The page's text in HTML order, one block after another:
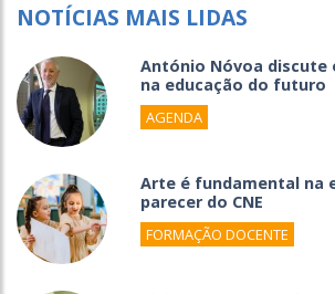
NOTÍCIAS MAIS LIDAS
António Nóvoa discute
na educação do futuro
AGENDA
Arte é fundamental na
parecer do CNE
FORMAÇÃO DOCENTE